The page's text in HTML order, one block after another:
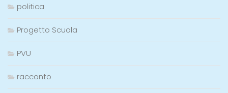
politica
Progetto Scuola
PVU
racconto